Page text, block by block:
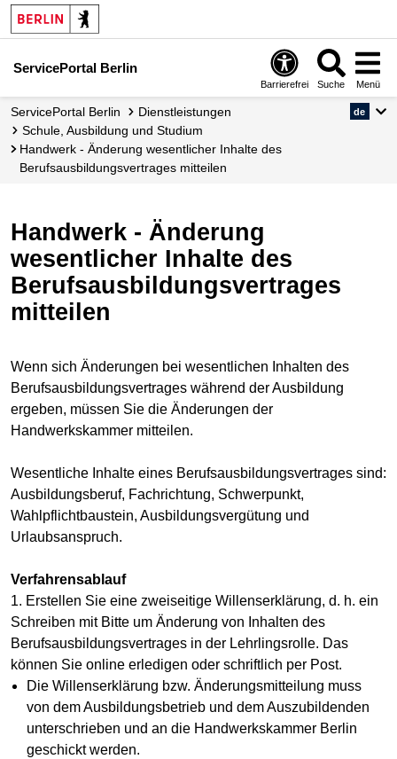
ServicePortal Berlin
Barrierefrei Suche Menü
ServicePortal Berlin
Dienstleistungen
Schule, Ausbildung und Studium
Handwerk - Änderung wesentlicher Inhalte des
Berufsausbildungsvertrages mitteilen
de
Handwerk - Änderung
wesentlicher Inhalte des
Berufsausbildungsvertrages
mitteilen
Wenn sich Änderungen bei wesentlichen Inhalten des
Berufsausbildungsvertrages während der Ausbildung
ergeben, müssen Sie die Änderungen der
Handwerkskammer mitteilen.
Wesentliche Inhalte eines Berufsausbildungsvertrages sind:
Ausbildungsberuf, Fachrichtung, Schwerpunkt,
Wahlpflichtbaustein, Ausbildungsvergütung und
Urlaubsanspruch.
Verfahrensablauf
1. Erstellen Sie eine zweiseitige Willenserklärung, d. h. ein
Schreiben mit Bitte um Änderung von Inhalten des
Berufsausbildungsvertrages in der Lehrlingsrolle. Das
können Sie online erledigen oder schriftlich per Post.
Die Willenserklärung bzw. Änderungsmitteilung muss
von dem Ausbildungsbetrieb und dem Auszubildenden
unterschrieben und an die Handwerkskammer Berlin
geschickt werden.